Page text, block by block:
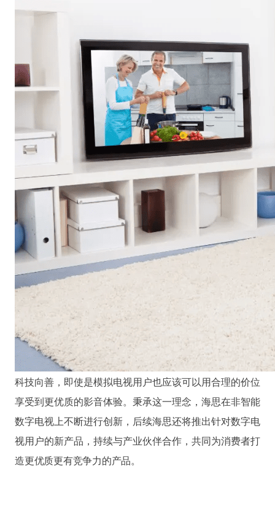
科技向善，即使是模拟电视用户也应该可以用合理的价位
享受到更优质的影音体验。秉承这一理念，海思在非智能
数字电视上不断进行创新，后续海思还将推出针对数字电
视用户的新产品，持续与产业伙伴合作，共同为消费者打
造更优质更有竞争力的产品。